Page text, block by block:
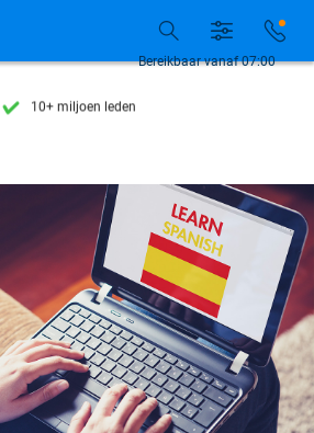
7 dagen per week beschikbaar
10+ miljoen leden
7 dagen per week beschikbaar
10+ miljoen leden
Bereikbaar vanaf 07:00